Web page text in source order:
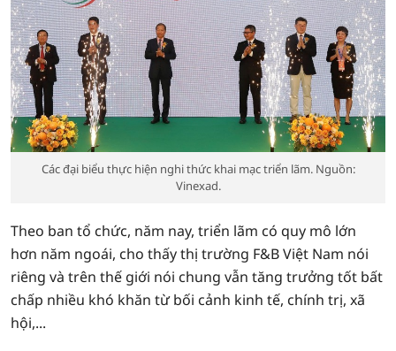
Các đại biểu thực hiện nghi thức khai mạc triển lãm. Nguồn:
Vinexad.
Theo ban tổ chức, năm nay, triển lãm có quy mô lớn
hơn năm ngoái, cho thấy thị trường F&B Việt Nam nói
riêng và trên thế giới nói chung vẫn tăng trưởng tốt bất
chấp nhiều khó khăn từ bối cảnh kinh tế, chính trị, xã
hội,...